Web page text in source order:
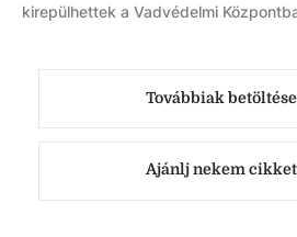
kirepülhettek a Vadvédelmi
Továbbiak betöltése
Ajánlj nekem cikket